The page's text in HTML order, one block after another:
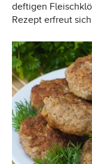
deftigen
Rezept erfreut